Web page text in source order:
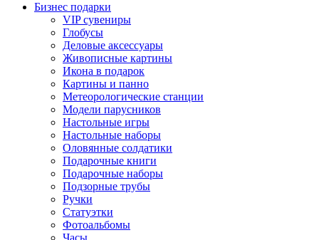
Бизнес подарки
VIP сувениры
Глобусы
Деловые аксессуары
Живописные картины
Икона в подарок
Картины и панно
Метеорологические станции
Модели парусников
Настольные игры
Настольные наборы
Оловянные солдатики
Подарочные книги
Подарочные наборы
Подзорные трубы
Ручки
Статуэтки
Фотоальбомы
Часы